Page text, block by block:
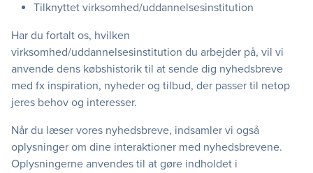
Tilknyttet virksomhed/uddannelsesinstitution
Har du fortalt os, hvilken
virksomhed/uddannelsesinstitution du arbejder på, vil vi
anvende dens købshistorik til at sende dig nyhedsbreve
med fx inspiration, nyheder og tilbud, der passer til netop
jeres behov og interesser.
Når du læser vores nyhedsbreve, indsamler vi også
oplysninger om dine interaktioner med nyhedsbrevene.
Oplysningerne anvendes til at gøre indholdet i